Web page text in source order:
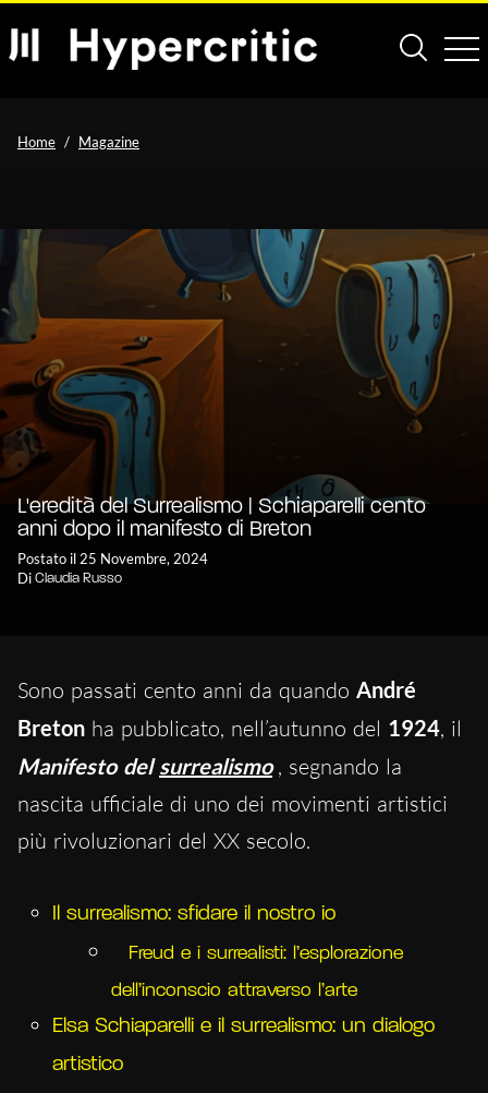
Home Magazine
L'eredità del Surrealismo | Schiaparelli cento
anni dopo il manifesto di Breton
Postato il 25 Novembre, 2024
Di Claudia Russo
Sono passati cento anni da quando André
Breton ha pubblicato, nell’autunno del 1924, il
Manifesto delsurrealismo , segnando la
nascita ufficiale di uno dei movimenti artistici
più rivoluzionari del XX secolo.
Il surrealismo: sfidare il nostro io
Freud e i surrealisti: l’esplorazione
dell’inconscio attraverso l’arte
Elsa Schiaparelli e il surrealismo: un dialogo
artistico